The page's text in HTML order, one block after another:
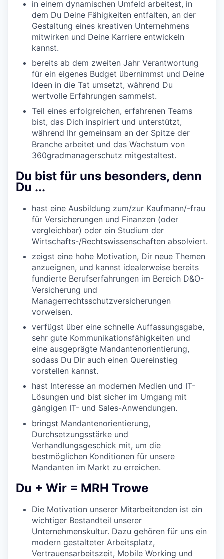
in einem dynamischen Umfeld arbeitest, in
dem Du Deine Fähigkeiten entfalten, an der
Gestaltung eines kreativen Unternehmens
mitwirken und Deine Karriere entwickeln
kannst.
bereits ab dem zweiten Jahr Verantwortung
für ein eigenes Budget übernimmst und Deine
Ideen in die Tat umsetzt, während Du
wertvolle Erfahrungen sammelst.
Teil eines erfolgreichen, erfahrenen Teams
bist, das Dich inspiriert und unterstützt,
während Ihr gemeinsam an der Spitze der
Branche arbeitet und das Wachstum von
360gradmanagerschutz mitgestaltest.
Du bist für uns besonders, denn
Du ...
hast eine Ausbildung zum/zur Kaufmann/-frau
für Versicherungen und Finanzen (oder
vergleichbar) oder ein Studium der
Wirtschafts-/Rechtswissenschaften absolviert.
zeigst eine hohe Motivation, Dir neue Themen
anzueignen, und kannst idealerweise bereits
fundierte Berufserfahrungen im Bereich D&O-
Versicherung und
Managerrechtsschutzversicherungen
vorweisen.
verfügst über eine schnelle Auffassungsgabe,
sehr gute Kommunikationsfähigkeiten und
eine ausgeprägte Mandantenorientierung,
sodass Du Dir auch einen Quereinstieg
vorstellen kannst.
hast Interesse an modernen Medien und IT-
Lösungen und bist sicher im Umgang mit
gängigen IT- und Sales-Anwendungen.
bringst Mandantenorientierung,
Durchsetzungsstärke und
Verhandlungsgeschick mit, um die
bestmöglichen Konditionen für unsere
Mandanten im Markt zu erreichen.
Du + Wir = MRH Trowe
Die Motivation unserer Mitarbeitenden ist ein
wichtiger Bestandteil unserer
Unternehmenskultur. Dazu gehören für uns ein
modern gestalteter Arbeitsplatz,
Vertrauensarbeitszeit, Mobile Working und